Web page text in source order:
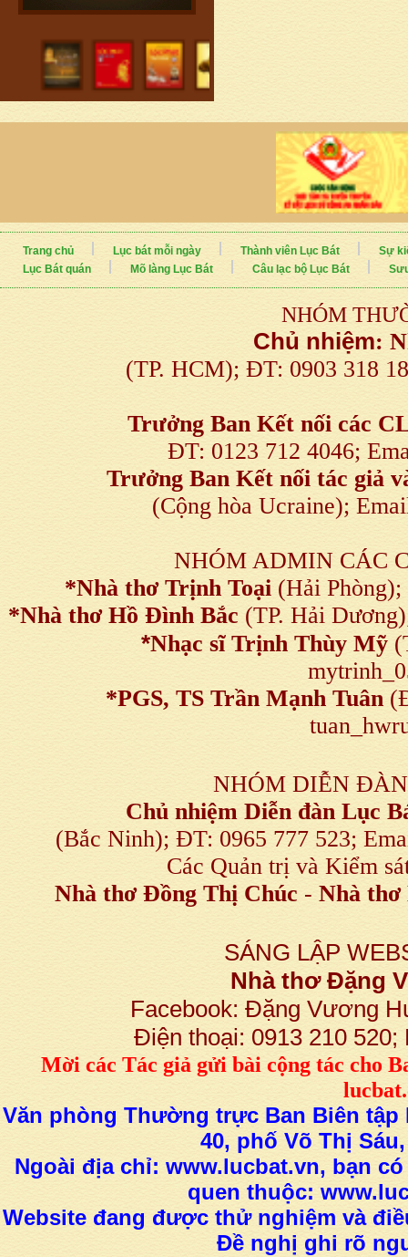
Trang chủ Lục bát mỗi ngày Thành viên Lục Bát
Sự
Lục Bát quán
Mõ làng Lục Bát Câu lạc bộ Lục Bát
NHÓM
Chủ nhiệm:
(TP. HCM); ĐT: 0903 318
Trưởng Ban Kết nối các
ĐT: 0123 712 4046;
Trưởng Ban Kết nối tác giả
(Cộng hòa Ucraine);
NHÓM ADMIN CÁC
*Nhà thơ Trịnh Toại (Hải
*Nhà thơ Hồ Đình Bắc (TP. Hải
*Nhạc sĩ Trịnh Thùy Mỹ
*PGS, TS Trần Mạnh Tuân
NHÓM DIỄN
Chủ nhiệm Diễn đàn Lục
(Bắc Ninh); ĐT: 0965 777 523;
Các Quản trị và Kiểm
Nhà thơ Đồng Thị Chúc - Nhà thơ
SÁNG LẬP
Nhà thơ Đặng
Facebook: Đặng Vương
Điện thoại: 0913 210
Mời các Tác giả gửi bàicộng tác cho
Văn phòng Thường trực Ban Biên tập
40, phố Võ Thị
Ngoài địa chỉ: www.lucbat.vn, bạn
quen thuộc:
Website đang được thử nghiệm và
Đề nghị ghi rõ